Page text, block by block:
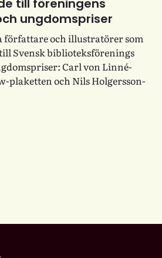
till föreningens
ungdomspriser
författare och illustratörer som
Svensk biblioteksförenings
Carl von Linné-
plaketten och Nils Holgersson-